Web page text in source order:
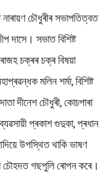
চৌধুৰীৰ সভাপতিত্বত
দাসে। সভাত বিশিষ্ট
চক্ৰৰ চক্ৰ বিষয়া
মলিন শৰ্মা, বিশিষ্ট
দীনেশ চৌধুৰী, কোচপাৰা
প্ৰকাশ গুদুকা, প্ৰধান
উপস্থিত থাকি ভাষণ
চৌহদত গছপুলি ৰোপন কৰে।